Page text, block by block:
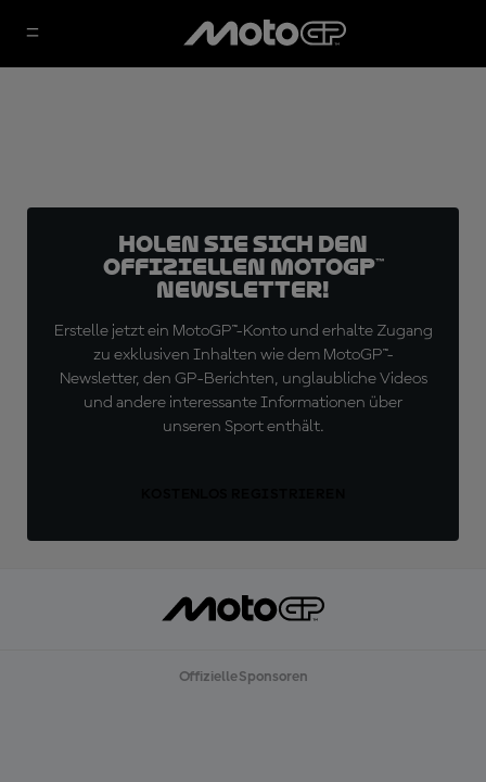
Holen Sie sich den
offiziellen MotoGP™
Newsletter!
Erstelle jetzt ein MotoGP™-Konto und erhalte Zugang
zu exklusiven Inhalten wie dem MotoGP™-
Newsletter, den GP-Berichten, unglaubliche Videos
und andere interessante Informationen über
unseren Sport enthält.
Offizielle Sponsoren